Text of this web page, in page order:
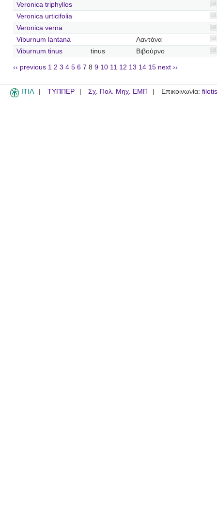
Veronica triphyllos
Veronica urticifolia
Veronica verna
Viburnum lantana
Λαντάνα
Viburnum tinus
tinus Βιβούρνο
‹‹ previous 1 2 3 4 5 6 7 8 9 10 11 12 13 14 15 next ››
ITIA ΤΥΠΠΕΡ Σχ. Πολ. Μηχ. ΕΜΠ Επικοινωνία: